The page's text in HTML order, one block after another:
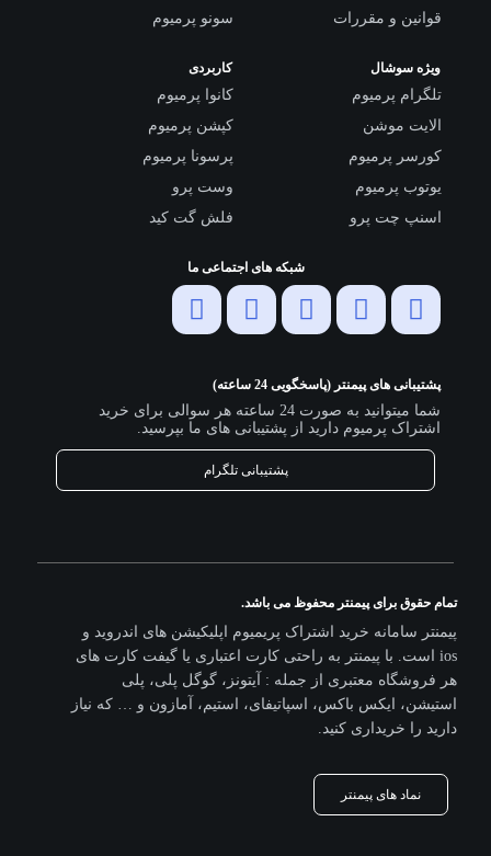
قوانین و مقررات
سونو پرمیوم
ویژه سوشال
تلگرام پرمیوم
الایت موشن
کورسر پرمیوم
یوتوب پرمیوم
اسنپ چت پرو
کاربردی
کانوا پرمیوم
کپشن پرمیوم
پرسونا پرمیوم
وست پرو
فلش گت کید
شبکه های اجتماعی ما
پشتیبانی های پیمنتر (پاسخگویی 24 ساعته)
شما میتوانید به صورت 24 ساعته هر سوالی برای خرید
اشتراک پرمیوم دارید از پشتیبانی های ما بپرسید.
پشتیبانی تلگرام
تمام حقوق برای پیمنتر محفوظ می باشد.
پیمنتر سامانه خرید اشتراک پریمیوم اپلیکیشن های اندروید و
ios است. با پیمنتر به راحتی کارت اعتباری یا گیفت کارت های
هر فروشگاه معتبری از جمله : آیتونز، گوگل پلی، پلی
استیشن، ایکس باکس، اسپاتیفای، استیم، آمازون و … که نیاز
دارید را خریداری کنید.
نماد های پیمنتر